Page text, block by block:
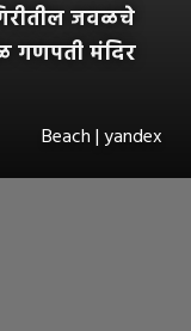
जवळचे
गणपती मंदिर
Beach | yandex